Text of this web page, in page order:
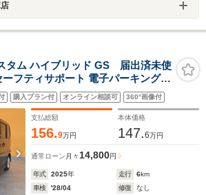
タム ハイブリッド GS 届出済未使
フティサポート 電子パーキング
ロールサンシェードスマートキ
ート アイドリングストップ アダプ
ロール
購入プラン付 オンライン相談可 360°画像付
支払総額
156.9万円
本体価格
147.6万円
通常ローン 月々14,800円
年式 2025年 走行 6km
車検
'28/04 修復 なし